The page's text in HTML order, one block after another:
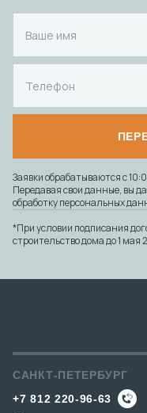
Заявки обрабатываются с
Передавая свои данные, вы
обработку персональных
*При условии подписания
строительство дома до 1 мая
САНКТ-ПЕТЕРБУРГ
+7 812 220-96-63